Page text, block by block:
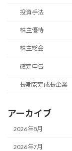
投資手法
株主優待
株主総会
確定申告
長期安定成長企業
アーカイブ
2026年8月
2026年7月